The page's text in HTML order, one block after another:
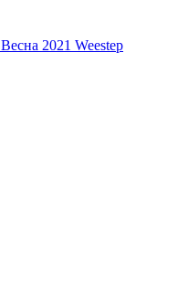
Весна 2021 Weestep